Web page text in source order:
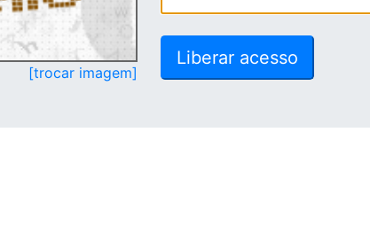
[trocar imagem]